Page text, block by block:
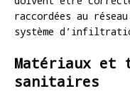
raccordées au
système
Matériaux et
sanitaires